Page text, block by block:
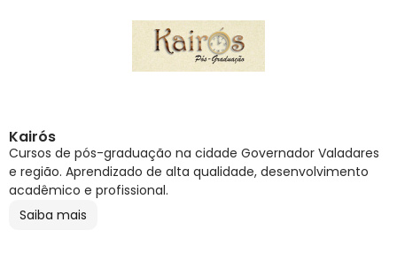
Kairós
Cursos de pós-graduação na cidade Governador Valadares
e região. Aprendizado de alta qualidade, desenvolvimento
acadêmico e profissional.
Saiba mais